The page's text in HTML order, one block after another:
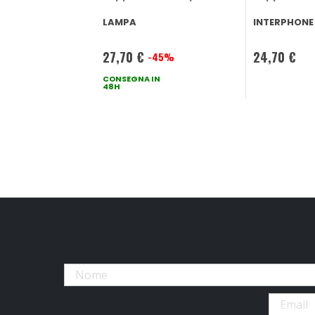
LAMPA
Prezzo
speciale
27,70 € -45%
CONSEGNA IN
48H
INTERPHONE
24,70 €